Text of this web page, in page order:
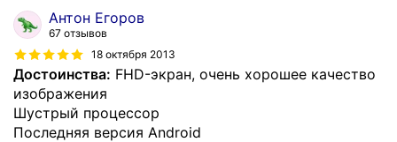
Антон Егоров
67 отзывов
18 октября 2013
Достоинства: FHD-экран, очень хорошее качество
изображения
Шустрый процессор
Последняя версия Android